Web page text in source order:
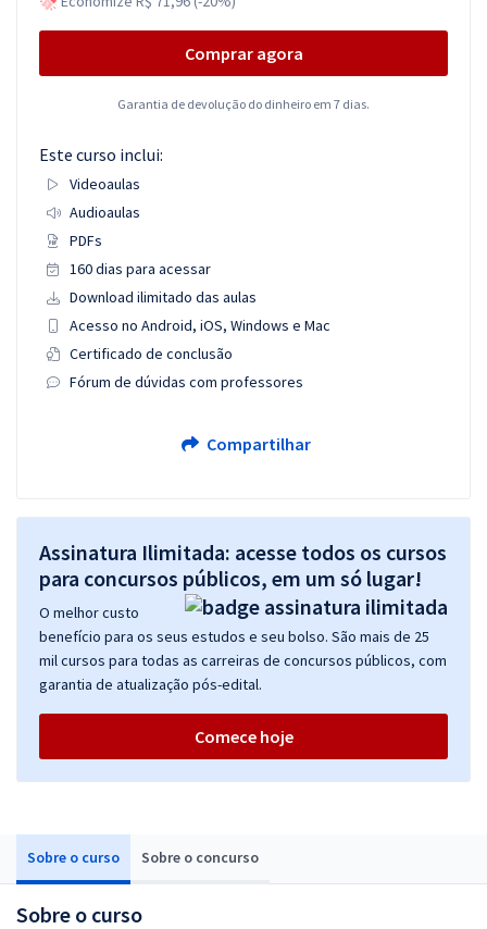
Sobre o curso Sobre o concurso
Sobre o curso
Comprar agora
Garantia de devolução do dinheiro em 7 dias.
Este curso inclui:
Videoaulas
Audioaulas
PDFs
160 dias para acessar
Download ilimitado das aulas
Acesso no Android, iOS, Windows e Mac
Certificado de conclusão
Fórum de dúvidas com professores
Compartilhar
Assinatura Ilimitada: acesse todos os cursos
para concursos públicos, em um só lugar!
O melhor custo
benefício para os seus estudos e seu bolso. São mais de 25
mil cursos para todas as carreiras de concursos públicos, com
garantia de atualização pós-edital.
Comece hoje